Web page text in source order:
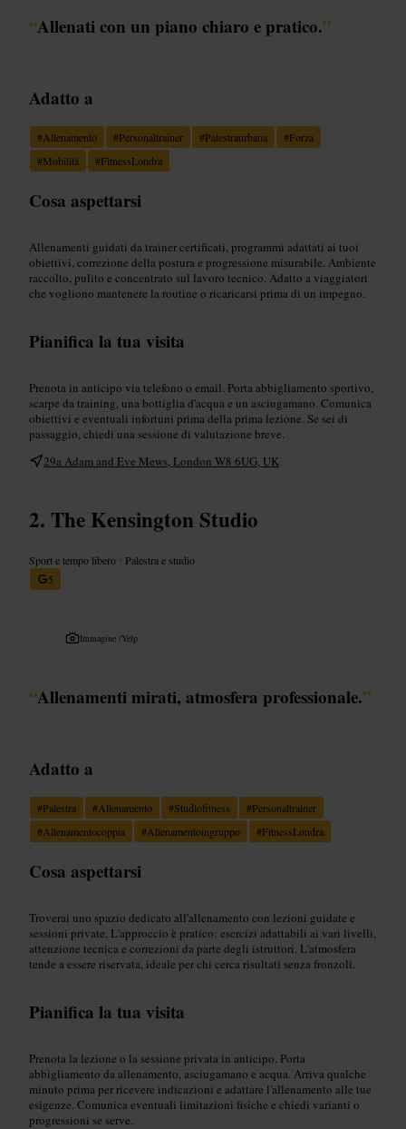
“Allenati con un piano chiaro e pratico.”
Adatto a
#Allenamento #Personaltrainer #Palestraurbana #Forza
#Mobilità #FitnessLondra
Cosa aspettarsi
Allenamenti guidati da trainer certificati, programmi adattati ai tuoi
obiettivi, correzione della postura e progressione misurabile. Ambiente
raccolto, pulito e concentrato sul lavoro tecnico. Adatto a viaggiatori
che vogliono mantenere la routine o ricaricarsi prima di un impegno.
Pianifica la tua visita
Prenota in anticipo via telefono o email. Porta abbigliamento sportivo,
scarpe da training, una bottiglia d'acqua e un asciugamano. Comunica
obiettivi e eventuali infortuni prima della prima lezione. Se sei di
passaggio, chiedi una sessione di valutazione breve.
29a Adam and Eve Mews, London W8 6UG, UK
The Kensington Studio
Sport e tempo libero • Palestra e studio
5
Immagine /Yelp
“Allenamenti mirati, atmosfera professionale.”
Adatto a
#Palestra #Allenamento #Studiofitness #Personaltrainer
#Allenamentocoppia #Allenamentoingruppo #FitnessLondra
Cosa aspettarsi
Troverai uno spazio dedicato all'allenamento con lezioni guidate e
sessioni private. L'approccio è pratico: esercizi adattabili ai vari livelli,
attenzione tecnica e correzioni da parte degli istruttori. L'atmosfera
tende a essere riservata, ideale per chi cerca risultati senza fronzoli.
Pianifica la tua visita
Prenota la lezione o la sessione privata in anticipo. Porta
abbigliamento da allenamento, asciugamano e acqua. Arriva qualche
minuto prima per ricevere indicazioni e adattare l'allenamento alle tue
esigenze. Comunica eventuali limitazioni fisiche e chiedi varianti o
progressioni se serve.